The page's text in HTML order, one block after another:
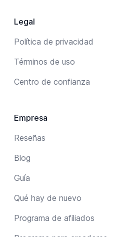
Legal
Política de privacidad
Términos de uso
Centro de confianza
Empresa
Reseñas
Blog
Guía
Qué hay de nuevo
Programa de afiliados